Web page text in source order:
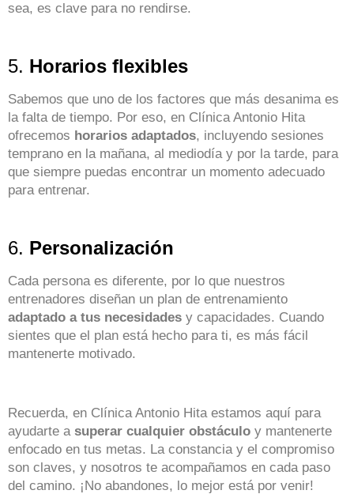
sea, es clave para no rendirse.
5. Horarios flexibles
Sabemos que uno de los factores que más desanima es
la falta de tiempo. Por eso, en Clínica Antonio Hita
ofrecemos horarios adaptados, incluyendo sesiones
temprano en la mañana, al mediodía y por la tarde, para
que siempre puedas encontrar un momento adecuado
para entrenar.
6. Personalización
Cada persona es diferente, por lo que nuestros
entrenadores diseñan un plan de entrenamiento
adaptado a tus necesidades y capacidades. Cuando
sientes que el plan está hecho para ti, es más fácil
mantenerte motivado.
Recuerda, en Clínica Antonio Hita estamos aquí para
ayudarte a superar cualquier obstáculo y mantenerte
enfocado en tus metas. La constancia y el compromiso
son claves, y nosotros te acompañamos en cada paso
del camino. ¡No abandones, lo mejor está por venir!